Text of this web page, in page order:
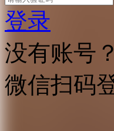
登录
没有账号？
微信扫码